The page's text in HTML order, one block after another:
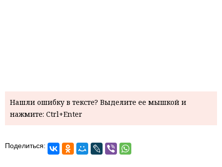
Нашли ошибку в тексте? Выделите ее мышкой и
нажмите: Ctrl+Enter
Поделиться: